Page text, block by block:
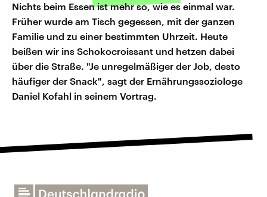
Nichts beim Essen ist mehr so, wie es einmal war.
Früher wurde am Tisch gegessen, mit der ganzen
Familie und zu einer bestimmten Uhrzeit. Heute
beißen wir ins Schokocroissant und hetzen dabei
über die Straße. "Je unregelmäßiger der Job, desto
häufiger der Snack", sagt der Ernährungssoziologe
Daniel Kofahl in seinem Vortrag.